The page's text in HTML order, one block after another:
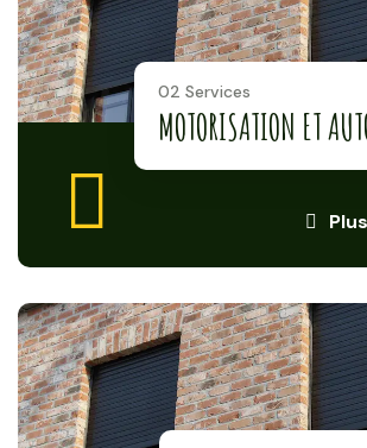
02 Services
MOTORISATION ET